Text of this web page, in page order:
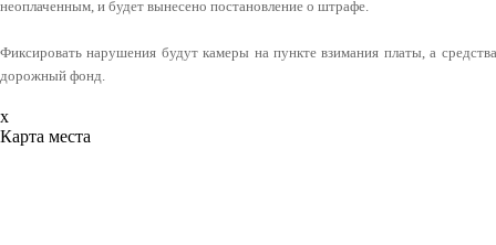
неоплаченным, и будет вынесено постановление о штрафе.
Фиксировать нарушения будут камеры на пункте взимания платы, а
дорожный фонд.
x
Карта места